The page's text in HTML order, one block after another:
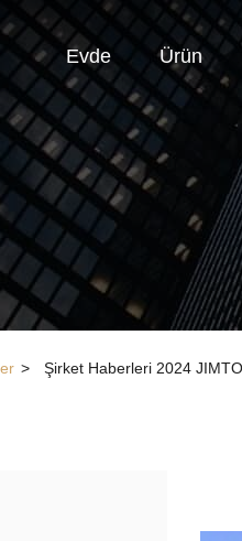
Evde Ürün
> Şirket Haberleri 2024